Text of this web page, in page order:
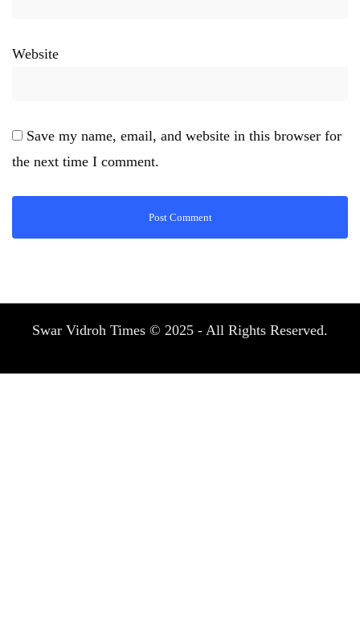
Website
Save my name, email, and website in this browser for
the next time I comment.
Swar Vidroh Times © 2025 - All Rights Reserved.